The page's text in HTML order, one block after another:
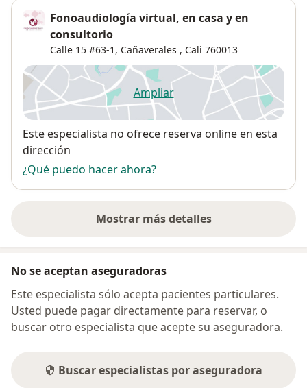
Fonoaudiología virtual, en casa y en
consultorio
Calle 15 #63-1, Cañaverales , Cali 760013
Ampliarse abre en una nueva
Disponibilidad
Este especialista no ofrece reserva online en esta
dirección
¿Qué puedo hacer ahora?
Mostrar más detalles
sobre la dirección
No se aceptan aseguradoras
Este especialista sólo acepta pacientes particulares.
Usted puede pagar directamente para reservar, o
buscar otro especialista que acepte su aseguradora.
Buscar especialistas por aseguradora